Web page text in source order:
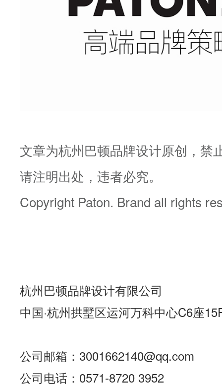
文章为杭州巴顿品牌设计原创，禁
请注明出处，违者必究。
Copyright Paton. Brand all rights
杭州巴顿品牌设计有限公司
中国·杭州拱墅区运河万科中心C6座
公司邮箱：3001662140@qq.com
公司电话：0571-8720 3952